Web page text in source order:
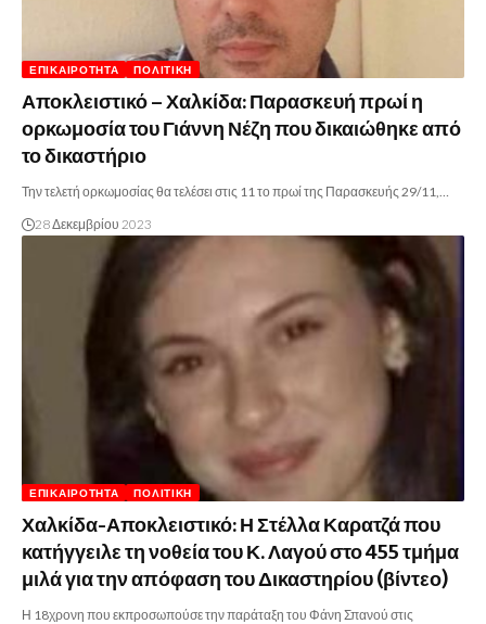
ΕΠΙΚΑΙΡΌΤΗΤΑ ΠΟΛΙΤΙΚΉ
Αποκλειστικό – Χαλκίδα: Παρασκευή πρωί η
ορκωμοσία του Γιάννη Νέζη που δικαιώθηκε από
το δικαστήριο
Την τελετή ορκωμοσίας θα τελέσει στις 11 το πρωί της Παρασκευής 29/11,…
28 Δεκεμβρίου 2023
ΕΠΙΚΑΙΡΌΤΗΤΑ ΠΟΛΙΤΙΚΉ
Χαλκίδα-Αποκλειστικό: Η Στέλλα Καρατζά που
κατήγγειλε τη νοθεία του Κ. Λαγού στο 455 τμήμα
μιλά για την απόφαση του Δικαστηρίου (βίντεο)
Η 18χρονη που εκπροσωπούσε την παράταξη του Φάνη Σπανού στις